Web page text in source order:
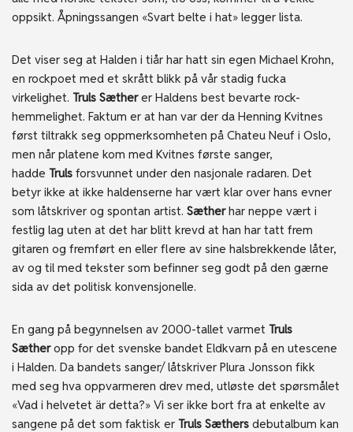
oppsikt. Åpningssangen «Svart belte i hat» legger lista.
Det viser seg at Halden i tiår har hatt sin egen Michael Krohn,
en rockpoet med et skrått blikk på vår stadig fucka
virkelighet. Truls Sætherer Haldens best bevarte rock-
hemmelighet. Faktum er at han var der da Henning Kvitnes
først tiltrakk seg oppmerksomheten på Chateu Neuf i Oslo,
men når platene kom med Kvitnes første sanger,
hadde Truls forsvunnet under den nasjonale radaren. Det
betyr ikke at ikke haldenserne har vært klar over hans evner
som låtskriver og spontan artist. Sætherhar neppe vært i
festlig lag uten at det har blitt krevd at han har tatt frem
gitaren og fremført en eller flere av sine halsbrekkende låter,
av og til med tekster som befinner seg godt på den gærne
sida av det politisk konvensjonelle.
En gang på begynnelsen av 2000-tallet varmet Truls
Sætheropp for det svenske bandet Eldkvarn på en utescene
i Halden. Da bandets sanger/ låtskriver Plura Jonsson fikk
med seg hva oppvarmeren drev med, utløste det spørsmålet
«Vad i helvetet är detta?» Vi ser ikke bort fra at enkelte av
sangene på det som faktisk er Truls Sæthers debutalbum kan